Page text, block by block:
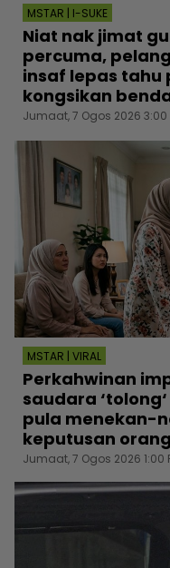
MSTAR | I-SUKE
Niat nak jimat
percuma,
insaf lepas tahu
kongsikan
Jumaat, 7 Ogos 2026 3:00
MSTAR | VIRAL
Perkahwinan
saudara
pula menekan-
keputusan
Jumaat, 7 Ogos 2026 1:00